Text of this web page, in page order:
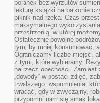
poranek bez wyrzutów
lekturę książki na balkonie
piknik nad rzeką. Czas
maksymalnego
przestrzenią, w której
Ostatecznie powolne
tym, by mniej konsumować,
Ograniczamy liczbę miejsc,
z tymi, które wybieramy.
na rzecz obecności. Zamiast
„dowody” w postaci zdjęć,
trwalszego: wspomnienia,
wracać, gdy w zwyczajny,
przypomni nam się smak